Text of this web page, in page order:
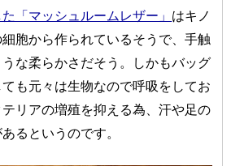
「マッシュルームレザー」 はキノ
胞から作られているそうで、手触
な柔らかさだそう。しかもバッグ
も元々は生物なので呼吸をしてお
リアの増殖を抑える為、汗や足の
るというのです。